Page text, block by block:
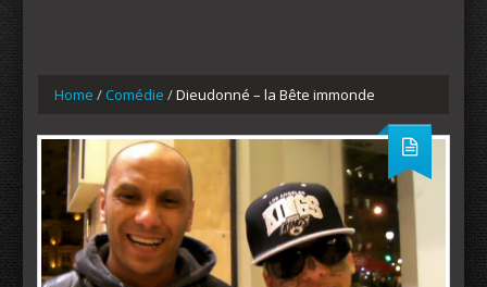
Home / Comédie /Dieudonné – la Bête immonde